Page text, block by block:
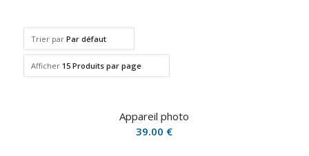
Trier par Par défaut
Afficher 15 Produits par page
Appareil photo
39.00 €